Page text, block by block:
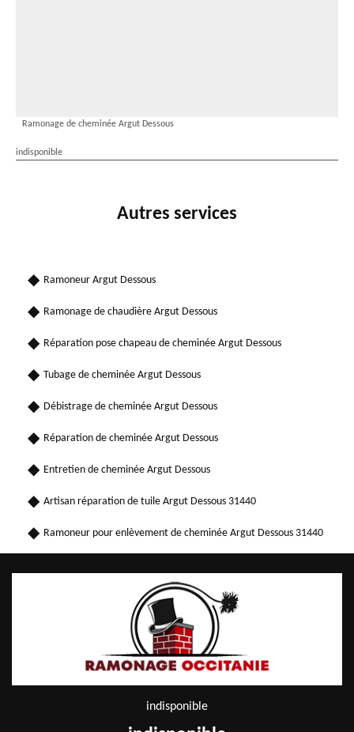
Ramonage de cheminée Argut Dessous
indisponible
Autres services
Ramoneur Argut Dessous
Ramonage de chaudière Argut Dessous
Réparation pose chapeau de cheminée Argut Dessous
Tubage de cheminée Argut Dessous
Débistrage de cheminée Argut Dessous
Réparation de cheminée Argut Dessous
Entretien de cheminée Argut Dessous
Artisan réparation de tuile Argut Dessous 31440
Ramoneur pour enlèvement de cheminée Argut Dessous 31440
indisponible